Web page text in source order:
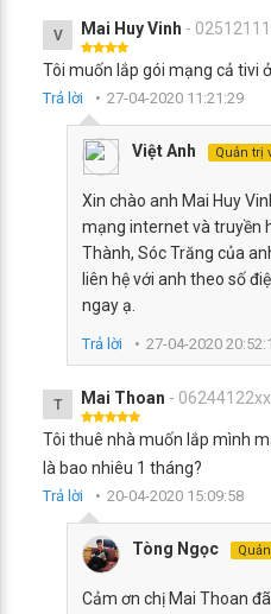
V Mai Huy Vinh -
Tôi muốn lắp gói mạng cả tivi
Trả lời 27-04-2020 11:21:29
Việt Anh Quản trị
Xin chào anh Mai Huy
mạng internet và truyền
Thành, Sóc Trăng của
liên hệ với anh theo số
ngay ạ.
Trả lời 27-04-2020
T Mai Thoan -
Tôi thuê nhà muốn lắp mình
là bao nhiêu 1 tháng?
Trả lời 20-04-2020 15:09:58
Tòng Ngọc
Cảm ơn chị Mai Thoan